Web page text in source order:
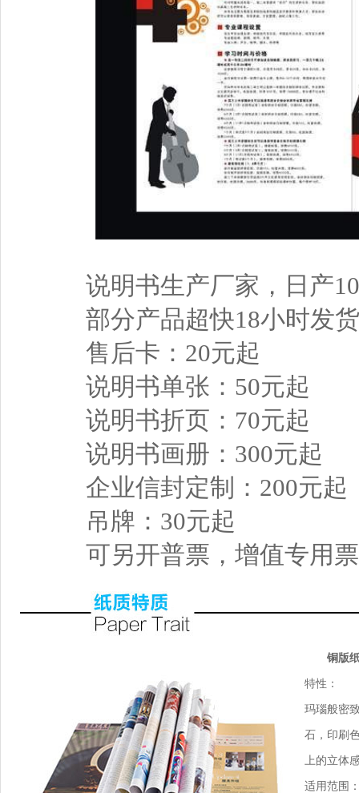
说明书生产厂家，日产
部分产品超快18小时发货
售后卡：20元起
说明书单张：50元起
说明书折页：70元起
说明书画册：300元起
企业信封定制：200元起
吊牌：30元起
可另开普票，增值专用
铜版
特性：
玛瑙般密
石，印刷
上的立体
适用范围